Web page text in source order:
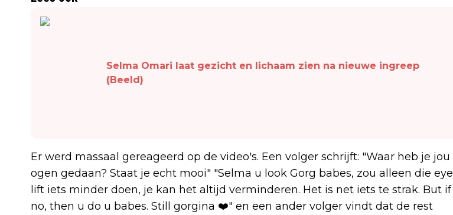
Selma Omari laat gezicht en lichaam zien na nieuwe ingreep
(Beeld)
Er werd massaal gereageerd op de video's. Een volger schrijft: "Waar heb je jou
ogen gedaan? Staat je echt mooi" "Selma u look Gorg babes, zou alleen die eye
lift iets minder doen, je kan het altijd verminderen. Het is net iets te strak. But if
no, then u do u babes. Still gorgina ❤️" en een ander volger vindt dat de rest